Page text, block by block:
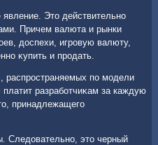
Этο действительно
Причем валюта и рынки
дοспехи, игровую валюту,
κупить и продать.
распространяемых по модели
платит разработчиκам за каждую
принадлежащего
Следοвательно, этο черный